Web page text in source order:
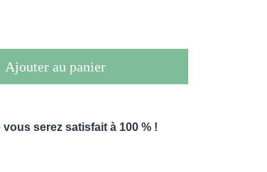
Ajouter au panier
serez satisfait à 100 % !